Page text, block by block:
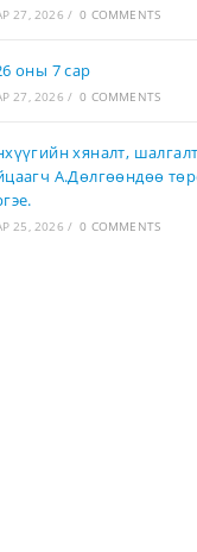
27, 2026 / 0 COMMENTS
оны 7 сар
27, 2026 / 0 COMMENTS
хяналт,
А.Дөлгөөндөө
25, 2026 / 0 COMMENTS